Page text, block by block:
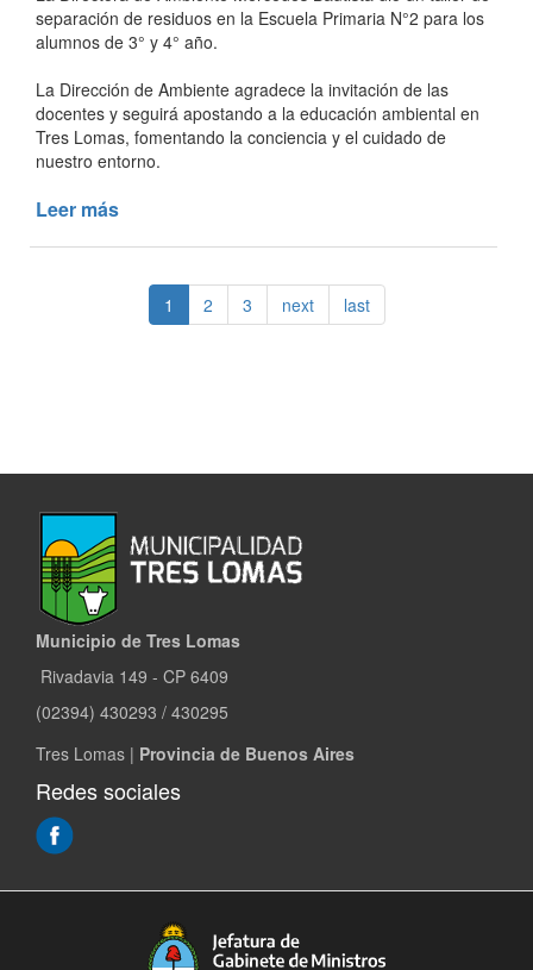
PRODUCTOS
SUSTENTABLES
separación de residuos en la Escuela Primaria N°2 para los
alumnos de 3° y 4° año.
La Dirección de Ambiente agradece la invitación de las
docentes y seguirá apostando a la educación ambiental en
Tres Lomas, fomentando la conciencia y el cuidado de
nuestro entorno.
Leer más
1 2 3 next last
Municipio de Tres Lomas
Rivadavia 149 - CP 6409
(02394) 430293 / 430295
Tres Lomas | Provincia de Buenos Aires
Redes sociales